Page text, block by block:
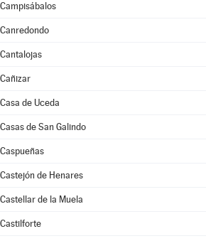
Campisábalos
Canredondo
Cantalojas
Cañizar
Casa de Uceda
Casas de San Galindo
Caspueñas
Castejón de Henares
Castellar de la Muela
Castilforte